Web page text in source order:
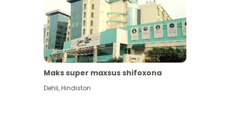
Maks super maxsus shifoxona
Dehli,Hindiston